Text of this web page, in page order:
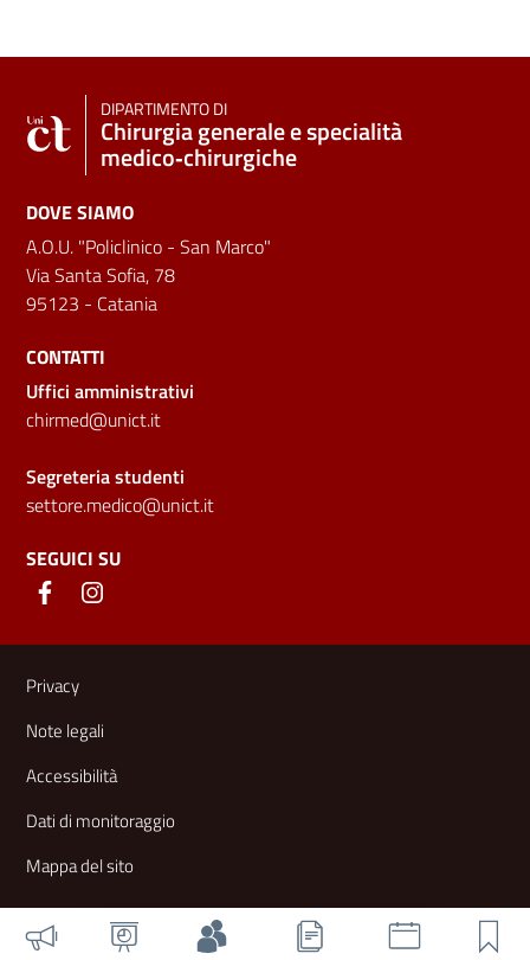
DIPARTIMENTO DI
Chirurgia generale e specialità
medico‑chirurgiche
DOVE SIAMO
A.O.U. "Policlinico - San Marco"
Via Santa Sofia, 78
95123 - Catania
CONTATTI
Uffici amministrativi
chirmed@unict.it
Segreteria studenti
settore.medico@unict.it
SEGUICI SU
Link e informazioni utili
Privacy
Note legali
Accessibilità
Dati di monitoraggio
Mappa del sito